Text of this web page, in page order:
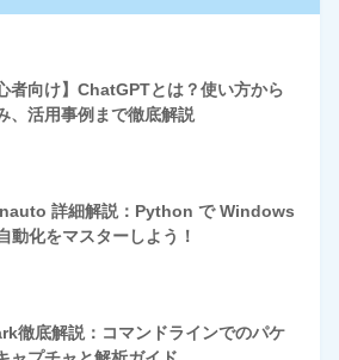
者向け】ChatGPTとは？使い方から
、活用事例まで徹底解説
詳細解説：Python で Windows
動化をマスターしよう！
徹底解説：コマンドラインでのパケ